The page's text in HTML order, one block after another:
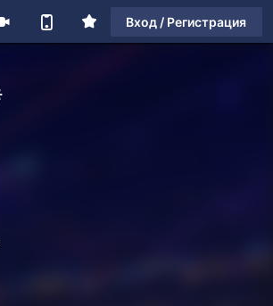
Вход / Регистрация